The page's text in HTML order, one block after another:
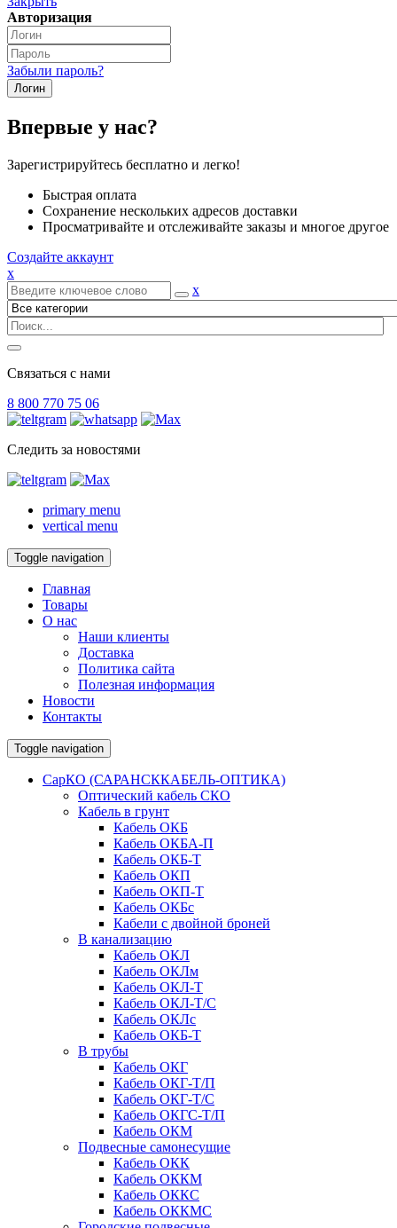
Авторизация
Забыли пароль?
Впервые у нас?
Зарегистрируйтесь бесплатно и легко!
Быстрая оплата
Сохранение нескольких адресов доставки
Просматривайте и отслеживайте заказы и многое другое
Создайте аккаунт
x
x
Связаться с нами
8 800 770 75 06
Следить за новостями
primary menu
vertical menu
Toggle navigation
Главная
Товары
О нас
Наши клиенты
Доставка
Политика сайта
Полезная информация
Новости
Контакты
Toggle navigation
СарКО (САРАНСККАБЕЛЬ-ОПТИКА)
Оптический кабель СКО
Кабель в грунт
Кабель ОКБ
Кабель ОКБА-П
Кабель ОКБ-Т
Кабель ОКП
Кабель ОКП-Т
Кабель ОКБc
Кабели с двойной броней
В канализацию
Кабель ОКЛ
Кабель ОКЛм
Кабель ОКЛ-Т
Кабель ОКЛ-Т/С
Кабель ОКЛc
Кабель ОКБ-Т
В трубы
Кабель ОКГ
Кабель ОКГ-Т/П
Кабель ОКГ-Т/С
Кабель ОКГС-Т/П
Кабель ОКМ
Подвесные самонесущие
Кабель ОКК
Кабель ОККМ
Кабель ОККС
Кабель ОККМС